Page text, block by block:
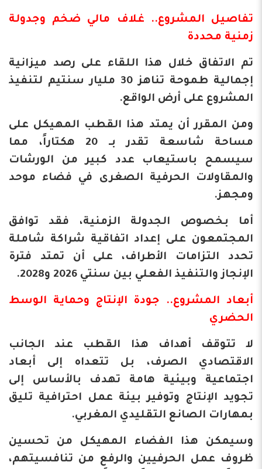
​تفاصيل المشروع.. غلاف مالي ضخم وجدولة
زمنية محددة
​تم الاتفاق خلال هذا اللقاء على رصد ميزانية
إجمالية طموحة تناهز 30 مليار سنتيم لتنفيذ
المشروع على أرض الواقع.
ومن المقرر أن يمتد هذا القطب المهيكل على
مساحة شاسعة تقدر بـ 20 هكتاراً، مما
سيسمح باستيعاب عدد كبير من الورشات
والمقاولات الحرفية الصغرى في فضاء موحد
ومجهز.
أما بخصوص الجدولة الزمنية، فقد توافق
المجتمعون على إعداد اتفاقية شراكة شاملة
تحدد التزامات الأطراف، على أن تمتد فترة
الإنجاز والتنفيذ الفعلي بين سنتي 2026 و2028.
​أبعاد المشروع.. جودة الإنتاج وحماية الوسط
الحضري
​لا تتوقف أهداف هذا القطب عند الجانب
الاقتصادي الصرف، بل تتعداه إلى أبعاد
اجتماعية وبيئية هامة تهدف بالأساس إلى
تجويد الإنتاج وتوفير بيئة عمل احترافية تليق
بمهارات الصانع التقليدي المغربي.
وسيمكن هذا الفضاء المهيكل من تحسين
ظروف عمل الحرفيين والرفع من تنافسيتهم،